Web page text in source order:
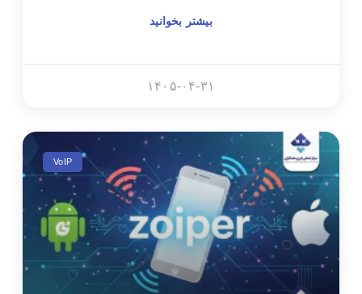
بیشتر بخوانید
۱۴۰۵-۰۴-۳۱
VoIP